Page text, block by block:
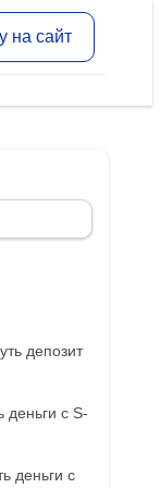
на сайт
депозит
деньги с S-
деньги с